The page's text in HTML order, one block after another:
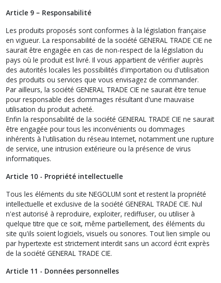
Article 9 – Responsabilité
Les produits proposés sont conformes à la législation française
en vigueur. La responsabilité de la société GENERAL TRADE CIE ne
saurait être engagée en cas de non-respect de la législation du
pays où le produit est livré. Il vous appartient de vérifier auprès
des autorités locales les possibilités d'importation ou d'utilisation
des produits ou services que vous envisagez de commander.
Par ailleurs, la société GENERAL TRADE CIE ne saurait être tenue
pour responsable des dommages résultant d'une mauvaise
utilisation du produit acheté.
Enfin la responsabilité de la société GENERAL TRADE CIE ne saurait
être engagée pour tous les inconvénients ou dommages
inhérents à l'utilisation du réseau Internet, notamment une rupture
de service, une intrusion extérieure ou la présence de virus
informatiques.
Article 10 - Propriété intellectuelle
Tous les éléments du site NEGOLUM sont et restent la propriété
intellectuelle et exclusive de la société GENERAL TRADE CIE. Nul
n'est autorisé à reproduire, exploiter, rediffuser, ou utiliser à
quelque titre que ce soit, même partiellement, des éléments du
site qu'ils soient logiciels, visuels ou sonores. Tout lien simple ou
par hypertexte est strictement interdit sans un accord écrit exprès
de la société GENERAL TRADE CIE.
Article 11 - Données personnelles